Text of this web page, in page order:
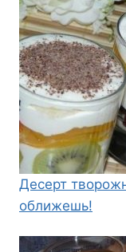
Десерт
оближешь!